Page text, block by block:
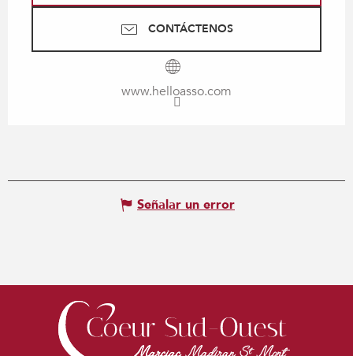
CONTÁCTENOS
www.helloasso.com
Señalar un error